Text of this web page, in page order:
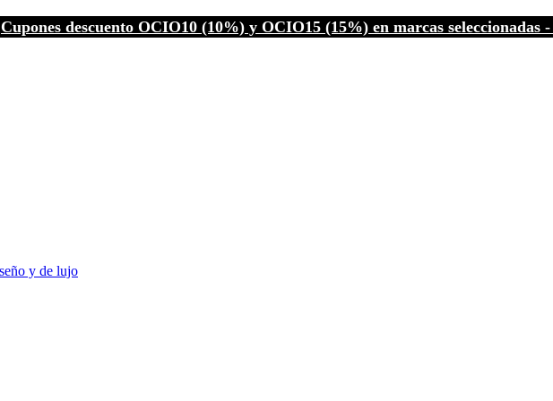
Cupones descuento OCIO10 (10%) y OCIO15 (15%) en marcas seleccionadas